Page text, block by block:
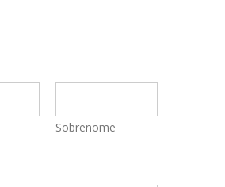
Sobrenome